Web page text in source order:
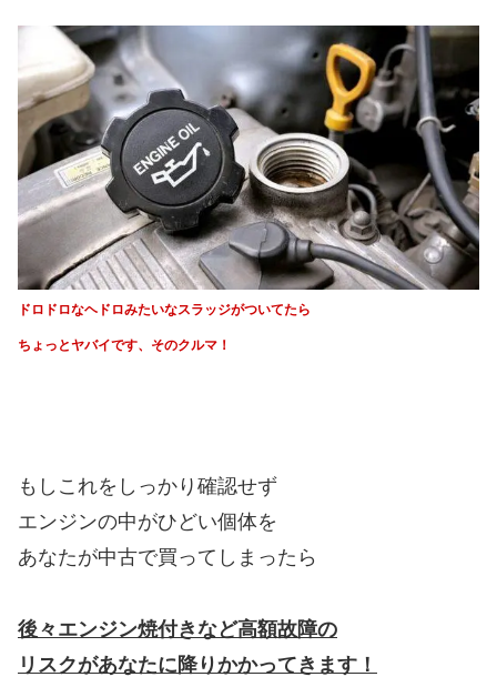
ドロドロなヘドロみたいなスラッジがついてたら
ちょっとヤバイです、そのクルマ！
もしこれをしっかり確認せず
エンジンの中がひどい個体を
あなたが中古で買ってしまったら
後々エンジン焼付きなど高額故障の
リスクがあなたに降りかかってきます！